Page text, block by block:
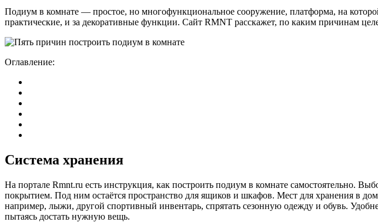
Подиум в комнате — простое, но многофункциональное сооружение, платформа, на
практические, и за декоративные функции. Сайт RMNT расскажет, по каким причинам
Оглавление:
Система хранения
На портале Rmnt.ru есть инструкция, как построить подиум в комнате самостоятельно.
покрытием. Под ним остаётся пространство для ящиков и шкафов. Мест для хранения в
например, лыжи, другой спортивный инвентарь, спрятать сезонную одежду и обувь.
пытаясь достать нужную вещь.